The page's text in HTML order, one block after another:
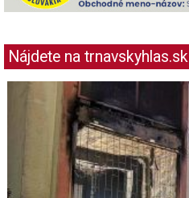
Nájdete na trnavskyhlas.sk